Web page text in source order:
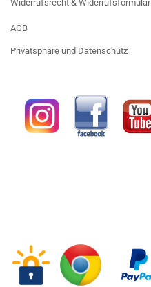
Widerrufsrecht & Widerrufsformular
AGB
Privatsphäre und Datenschutz